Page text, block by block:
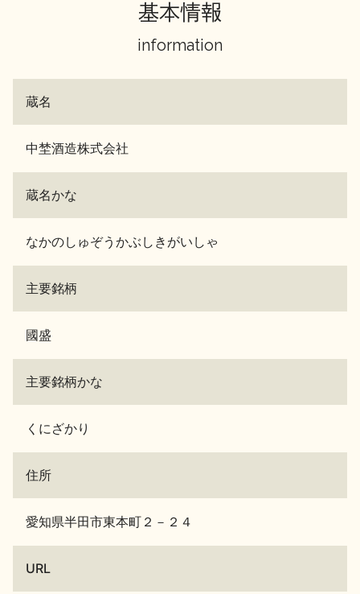
基本情報
information
蔵名
中埜酒造株式会社
蔵名かな
なかのしゅぞうかぶしきがいしゃ
主要銘柄
國盛
主要銘柄かな
くにざかり
住所
愛知県半田市東本町２－２４
URL